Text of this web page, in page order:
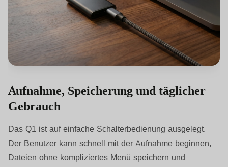
Aufnahme, Speicherung und täglicher
Gebrauch
Das Q1 ist auf einfache Schalterbedienung ausgelegt.
Der Benutzer kann schnell mit der Aufnahme beginnen,
Dateien ohne kompliziertes Menü speichern und